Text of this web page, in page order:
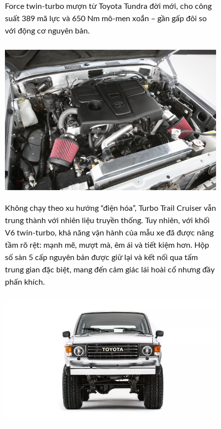
Force twin-turbo mượn từ Toyota Tundra đời mới, cho công
suất 389 mã lực và 650 Nm mô-men xoắn – gần gấp đôi so
với động cơ nguyên bản.
Không chạy theo xu hướng “điện hóa”, Turbo Trail Cruiser vẫn
trung thành với nhiên liệu truyền thống. Tuy nhiên, với khối
V6 twin-turbo, khả năng vận hành của mẫu xe đã được nâng
tầm rõ rệt: mạnh mẽ, mượt mà, êm ái và tiết kiệm hơn. Hộp
số sàn 5 cấp nguyên bản được giữ lại và kết nối qua tấm
trung gian đặc biệt, mang đến cảm giác lái hoài cổ nhưng đầy
phấn khích.